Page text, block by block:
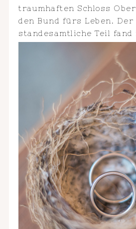
traumhaften Schloss
den Bund fürs Leben. Der
standesamtliche Teil fand